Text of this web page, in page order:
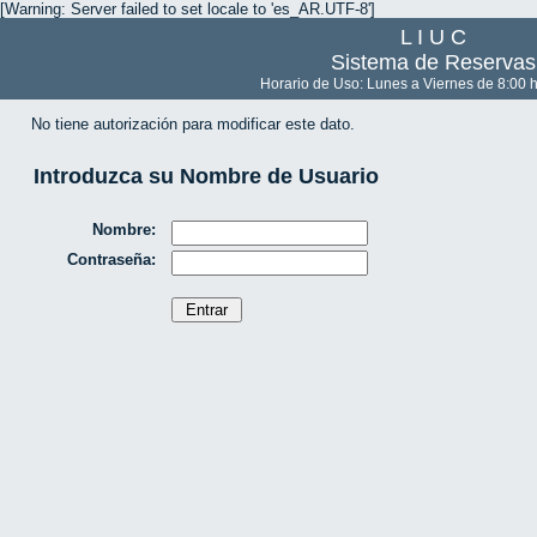
[Warning: Server failed to set locale to 'es_AR.UTF-8']
L I U C
Sistema de Reservas
Horario de Uso: Lunes a Viernes de 8:00
No tiene autorización para modificar este dato.
Introduzca su Nombre de Usuario
Nombre:
Contraseña: